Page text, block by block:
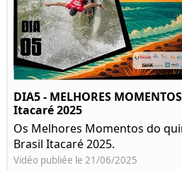
DIA5 - MELHORES
Itacaré 2025
Os Melhores Momentos do
Brasil Itacaré 2025.
Vidéo publiée le 21/06/2025